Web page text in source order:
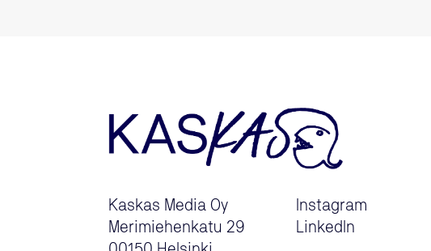
Kaskas Media Oy
Merimiehenkatu 29
Instagram
LinkedIn